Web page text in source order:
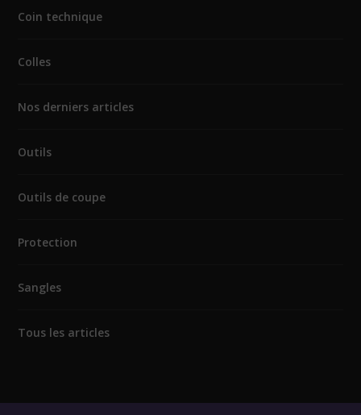
Coin technique
Colles
Nos derniers articles
Outils
Outils de coupe
Protection
Sangles
Tous les articles